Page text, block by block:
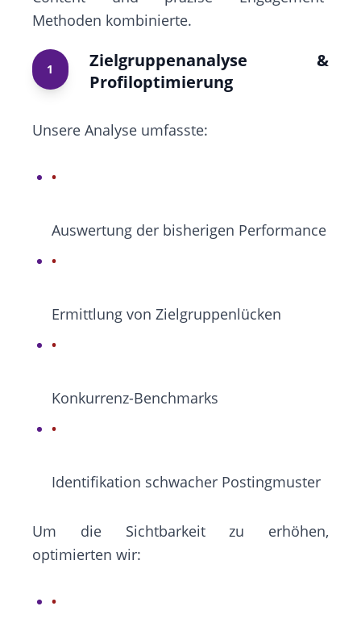
Methoden kombinierte.
1
Zielgruppenanalyse &
Profiloptimierung
Unsere Analyse umfasste:
Auswertung der bisherigen Performance
Ermittlung von Zielgruppenlücken
Konkurrenz-Benchmarks
Identifikation schwacher Postingmuster
Um die Sichtbarkeit zu erhöhen,
optimierten wir: